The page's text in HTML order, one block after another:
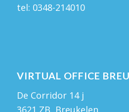
tel: 0348-214010
VIRTUAL OFFICE
De Corridor 14 j
3621 ZB Breukelen